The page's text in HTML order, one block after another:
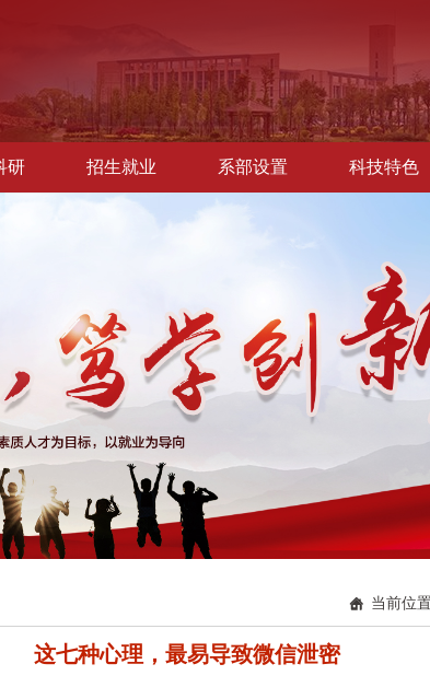
研 招生就业 系部设置 科技特色
当前位置
这七种心理，最易导致微信泄密